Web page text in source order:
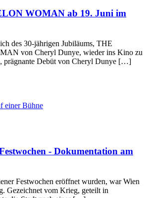
WOMAN ab 19. Juni im
des 30-jährigen Jubiläums, THE
von Cheryl Dunye, wieder ins Kino zu
prägnante Debüt von Cheryl Dunye […]
- Dokumentation am
Festwochen eröffnet wurden, war Wien
Gezeichnet vom Krieg, geteilt in